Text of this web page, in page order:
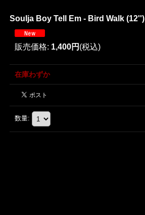
Soulja Boy Tell Em - Bird Walk (12'')
販売価格: 1,400円 (税込)
在庫わずか
数量: